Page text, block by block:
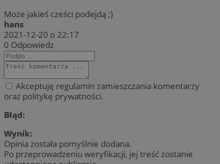
Może jakieś cześci podejdą ;)
hans
2021-12-20 o 22:17
0 Odpowiedz
Akceptuję regulamin zamieszczania komentarzy
oraz politykę prywatności.
Błąd:
Wynik:
Opinia została pomyślnie dodana.
Po przeprowadzeniu weryfikacji, jej treść zostanie